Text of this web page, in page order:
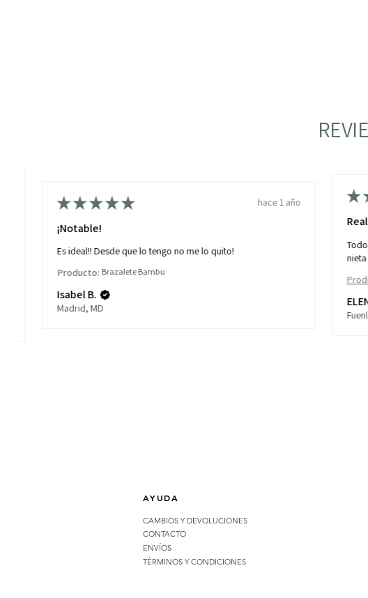
★★★★★ hace 1 año
¡Notable!
Es ideal!! Desde que lo tengo no me lo quito!
Producto: Brazalete Bambu
Isabel B.
Madrid, MD
★
AYUDA
CAMBIOS Y DEVOLUCIONES
CONTACTO
ENVÍOS
TÉRMINOS Y CONDICIONES